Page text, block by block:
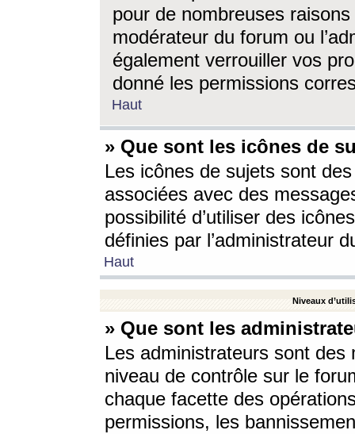
pour de nombreuses
modérateur du forum ou
également verrouiller vos
donné les permissions
Haut
» Que sont les icônes de
Les icônes de sujets sont
associées avec des
possibilité d’utiliser des
définies par l’administrateur
Haut
Niveaux
» Que sont les
Les administrateurs sont
niveau de contrôle sur le
chaque facette des
permissions, les